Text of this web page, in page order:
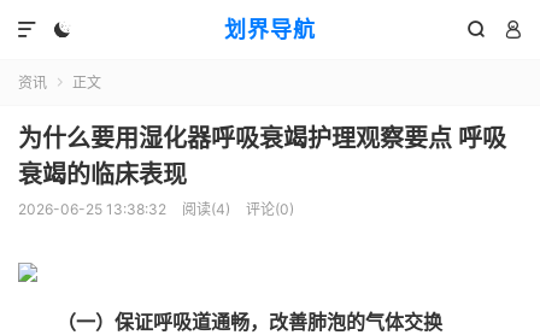
划界导航
  

资讯  正文
为什么要用湿化器呼吸衰竭护理观察要点 呼吸
衰竭的临床表现
2026-06-25 13:38:32 阅读(4) 评论(0)
（一）保证呼吸道通畅，改善肺泡的气体交换